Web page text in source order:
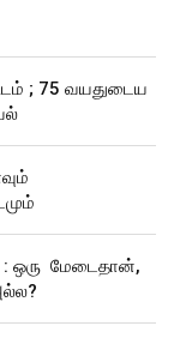
; 75 வயதுடைய
ஒரு மேடைதான்,